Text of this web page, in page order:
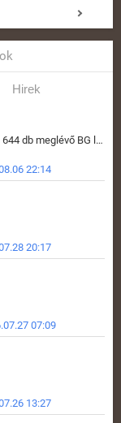
Hirek
149 új BG lap került be az adatbázisba, 644 db meglévő BG lap módosult, bekerültek az új képek a megváltozott lapokhoz is.
22:14
20:17
07:09
13:27